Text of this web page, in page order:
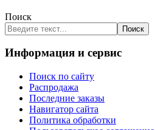
Поиск
Поиск
Информация и сервис
Поиск по сайту
Распродажа
Последние заказы
Навигатор сайта
Политика обработки